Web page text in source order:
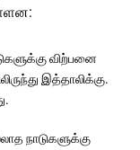
விற்பனை
இத்தாலிக்கு.
நாடுகளுக்கு